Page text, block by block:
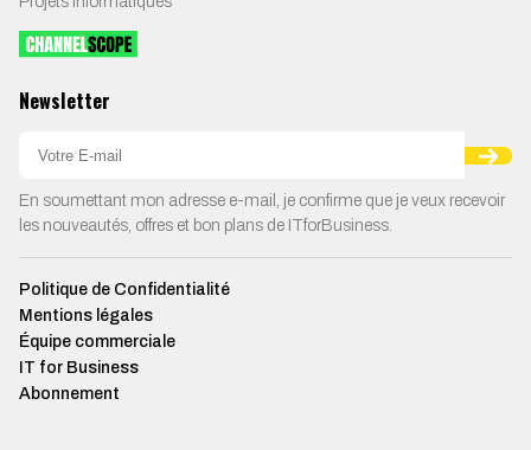
Newsletter
En soumettant mon adresse e-mail, je confirme que je veux recevoir
les nouveautés, offres et bon plans de ITforBusiness.
Politique de Confidentialité
Mentions légales
Équipe commerciale
IT for Business
Abonnement